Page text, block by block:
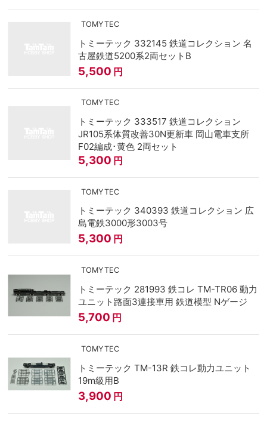
TOMYTEC
トミーテック 332145 鉄道コレクション 名
古屋鉄道5200系2両セットB
5,500 円
TOMYTEC
トミーテック 333517 鉄道コレクション
JR105系体質改善30N更新車 岡山電車支所
F02編成･黄色 2両セット
5,300 円
TOMYTEC
トミーテック 340393 鉄道コレクション 広
島電鉄3000形3003号
5,300 円
TOMYTEC
トミーテック 281993 鉄コレ TM-TR06 動力
ユニット路面3連接車用 鉄道模型 Nゲージ
5,700 円
TOMYTEC
トミーテック TM-13R 鉄コレ動力ユニット
19m級用B
3,900 円